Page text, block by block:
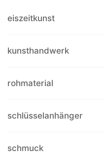
eiszeitkunst
kunsthandwerk
rohmaterial
schlüsselanhänger
schmuck